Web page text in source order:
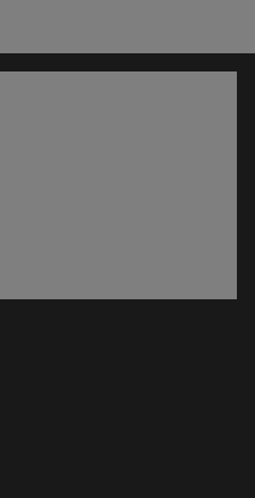
en nueva ventana)
en nueva ventana)